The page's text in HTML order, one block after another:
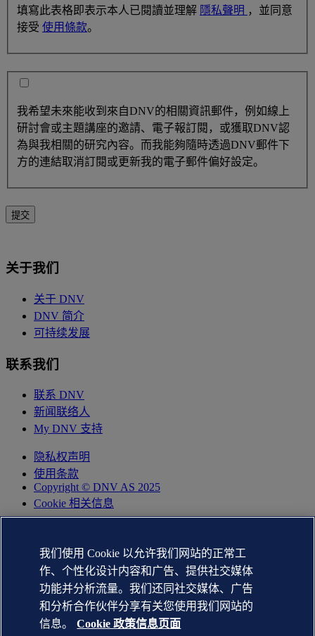
填寫此表格即表示本人已閱讀並理解 隱私聲明 ，並同意
接受 使用條款。
我希望未來能收到來自DNV的相關資訊郵件，例如線上
研討會或主題講座的邀請、電子報訂閱，或獲取DNV認
為與我相關的研究內容。而我能夠隨時透過DNV郵件下
方的連結取消訂閱或更新我的電子郵件偏好設定。
提交
关于我们
关于 DNV
DNV 简介
可持续发展
联系我们
联系 DNV
新闻联络人
My DNV 支持
隐私权声明
使用条款
Copyright © DNV AS 2025
Cookie 相关信息
我们使用 Cookie 以允许我们网站的正常工
作、个性化设计内容和广告、提供社交媒体
功能并分析流量。我们还同社交媒体、广告
和分析合作伙伴分享有关您使用我们网站的
信息。
Cookie 政策信息页面